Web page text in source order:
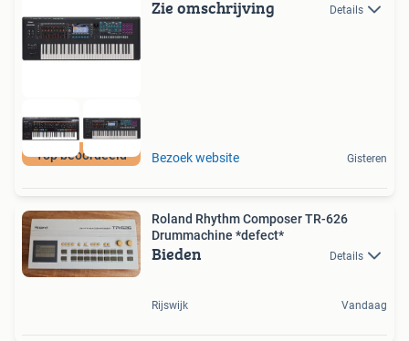
Top beoordeeld
Zie omschrijving Details
Bezoek website Gisteren
Roland Rhythm Composer TR-626
Drummachine *defect*
Bieden Details
Rijswijk Vandaag